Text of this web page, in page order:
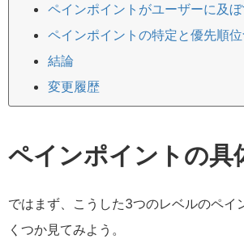
ペインポイントがユーザーに及
ペインポイントの特定と優先順
結論
変更履歴
ペインポイントの具
ではまず、こうした3つのレベルのペイ
くつか見てみよう。